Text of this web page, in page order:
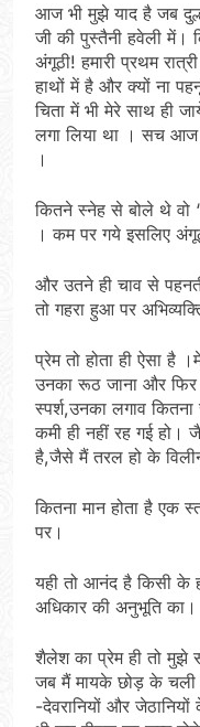
आज भी मुझे याद है जब
जी की पुस्तैनी हवेली में।
अंगूठी! हमारी प्रथम
हाथों में है और क्यों ना
चिता में भी मेरे साथ ही
लगा लिया था । सच आज
।
कितने स्नेह से बोले थे वो
। कम पर गये इसलिए
और उतने ही चाव से
तो गहरा हुआ पर
प्रेम तो होता ही ऐसा है
उनका रूठ जाना और
स्पर्श,उनका लगाव कितना
कमी ही नहीं रह गई हो।
है,जैसे मैं तरल हो के
कितना मान होता है एक
पर।
यही तो आनंद है किसी के
अधिकार की अनुभूति का।
शैलेश का प्रेम ही तो मुझे
जब मैं मायके छोड़ के चली
-देवरानियों और